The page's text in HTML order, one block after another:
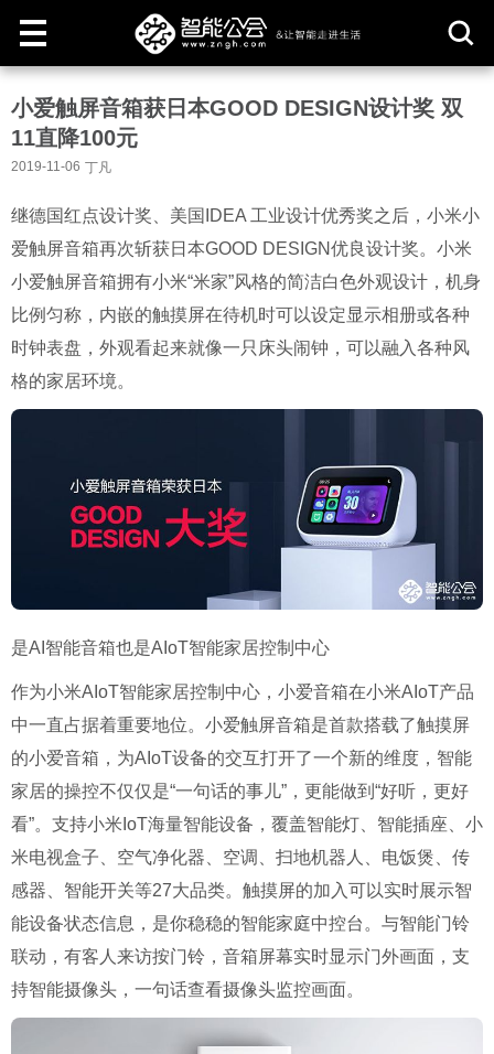
小爱触屏音箱获日本GOOD DESIGN设计奖 双
11直降100元
2019-11-06 丁凡
继德国红点设计奖、美国IDEA 工业设计优秀奖之后，小米小
爱触屏音箱再次斩获日本GOOD DESIGN优良设计奖。小米
小爱触屏音箱拥有小米“米家”风格的简洁白色外观设计，机身
比例匀称，内嵌的触摸屏在待机时可以设定显示相册或各种
时钟表盘，外观看起来就像一只床头闹钟，可以融入各种风
格的家居环境。
是AI智能音箱也是AIoT智能家居控制中心
作为小米AIoT智能家居控制中心，小爱音箱在小米AIoT产品
中一直占据着重要地位。小爱触屏音箱是首款搭载了触摸屏
的小爱音箱，为AIoT设备的交互打开了一个新的维度，智能
家居的操控不仅仅是“一句话的事儿”，更能做到“好听，更好
看”。支持小米IoT海量智能设备，覆盖智能灯、智能插座、小
米电视盒子、空气净化器、空调、扫地机器人、电饭煲、传
感器、智能开关等27大品类。触摸屏的加入可以实时展示智
能设备状态信息，是你稳稳的智能家庭中控台。与智能门铃
联动，有客人来访按门铃，音箱屏幕实时显示门外画面，支
持智能摄像头，一句话查看摄像头监控画面。